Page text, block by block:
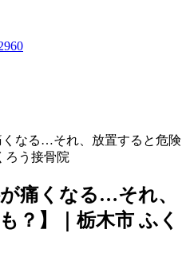
くなる…それ、放置すると危険
ろう接骨院
痛くなる…それ、
？】｜栃木市 ふく